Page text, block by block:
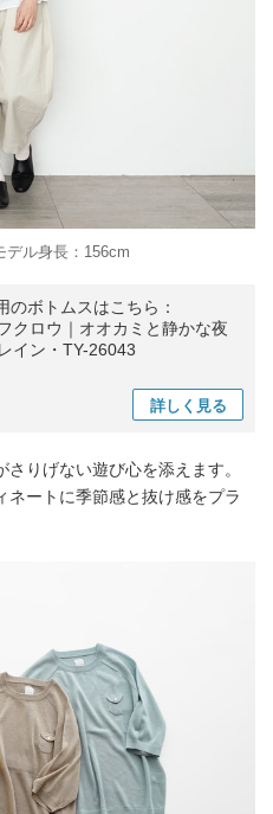
デル身長：156cm
のボトムスはこちら：
クロウ｜オオカミと静かな夜
イン・TY-26043
詳しく 見る
りげない遊び心を添えます。
ートに季節感と抜け感をプラ